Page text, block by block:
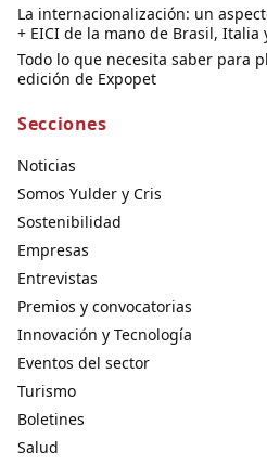
La internacionalización: un
+ EICI de la mano de Brasil, Italia
Todo lo que necesita saber para
edición de Expopet
Secciones
Noticias
Somos Yulder y Cris
Sostenibilidad
Empresas
Entrevistas
Premios y convocatorias
Innovación y Tecnología
Eventos del sector
Turismo
Boletines
Salud